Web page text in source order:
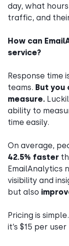
day, what
traffic, and
How can
service?
Response time
teams. But you
measure.
ability to
time easily.
On average,
42.5% faster
EmailAnalytics
visibility and
but also
Pricing is
it’s $15 per